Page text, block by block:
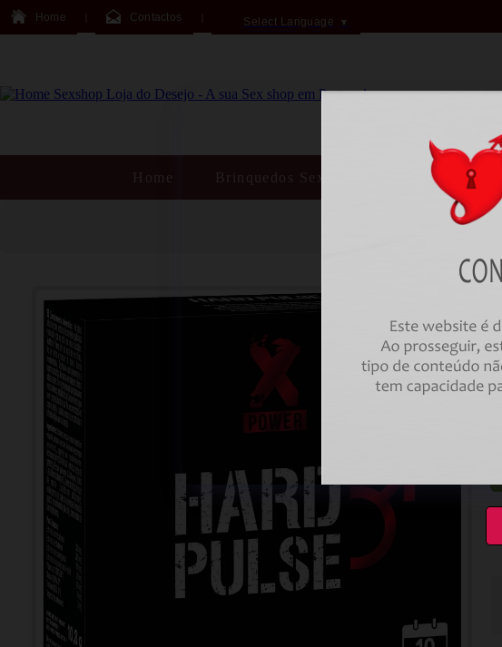
Home Contactos Select Language ▼
Home Brinquedos Sexuais Vibradores
HOME